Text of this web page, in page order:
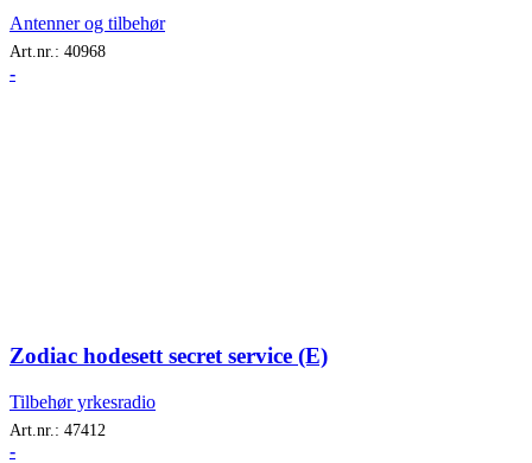
Antenner og tilbehør
Art.nr.: 40968
-
Zodiac hodesett secret service (E)
Tilbehør yrkesradio
Art.nr.: 47412
-